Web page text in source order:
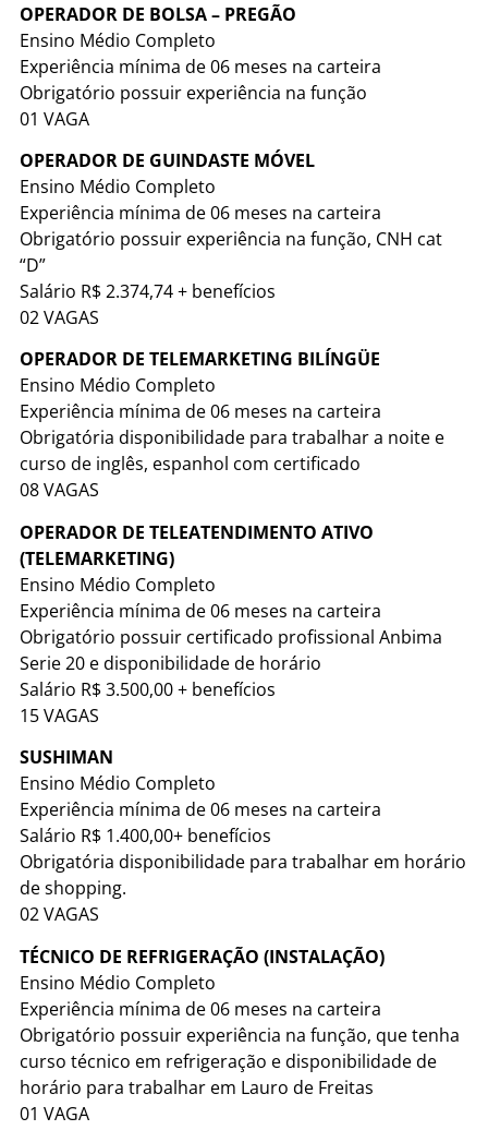
OPERADOR DE BOLSA – PREGÃO
Ensino Médio Completo
Experiência mínima de 06 meses na carteira
Obrigatório possuir experiência na função
01 VAGA
OPERADOR DE GUINDASTE MÓVEL
Ensino Médio Completo
Experiência mínima de 06 meses na carteira
Obrigatório possuir experiência na função, CNH cat
“D”
Salário R$ 2.374,74 + benefícios
02 VAGAS
OPERADOR DE TELEMARKETING BILÍNGÜE
Ensino Médio Completo
Experiência mínima de 06 meses na carteira
Obrigatória disponibilidade para trabalhar a noite e
curso de inglês, espanhol com certificado
08 VAGAS
OPERADOR DE TELEATENDIMENTO ATIVO
(TELEMARKETING)
Ensino Médio Completo
Experiência mínima de 06 meses na carteira
Obrigatório possuir certificado profissional Anbima
Serie 20 e disponibilidade de horário
Salário R$ 3.500,00 + benefícios
15 VAGAS
SUSHIMAN
Ensino Médio Completo
Experiência mínima de 06 meses na carteira
Salário R$ 1.400,00+ benefícios
Obrigatória disponibilidade para trabalhar em horário
de shopping.
02 VAGAS
TÉCNICO DE REFRIGERAÇÃO (INSTALAÇÃO)
Ensino Médio Completo
Experiência mínima de 06 meses na carteira
Obrigatório possuir experiência na função, que tenha
curso técnico em refrigeração e disponibilidade de
horário para trabalhar em Lauro de Freitas
01 VAGA